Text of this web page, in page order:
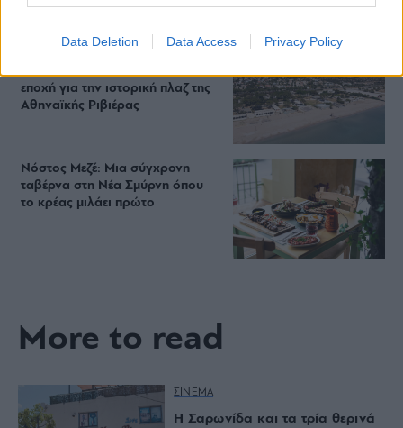
Data Deletion Data Access Privacy Policy
επένδυση των 15 εκατ. – Η νέα
εποχή για την ιστορική πλαζ της
Αθηναϊκής Ριβιέρας
Νόστος Μεζέ: Μια σύγχρονη
ταβέρνα στη Νέα Σμύρνη όπου
το κρέας μιλάει πρώτο
More to read
ΣΙΝΕΜΑ
Η Σαρωνίδα και τα τρία θερινά